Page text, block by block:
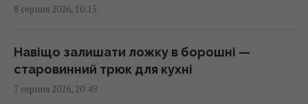
у людини
13:57 субота, 08 серпня 2026
8 серпня 2026, 10:15
Навіщо залишати ложку в борошні —
старовинний трюк для кухні
7 серпня 2026, 20:49